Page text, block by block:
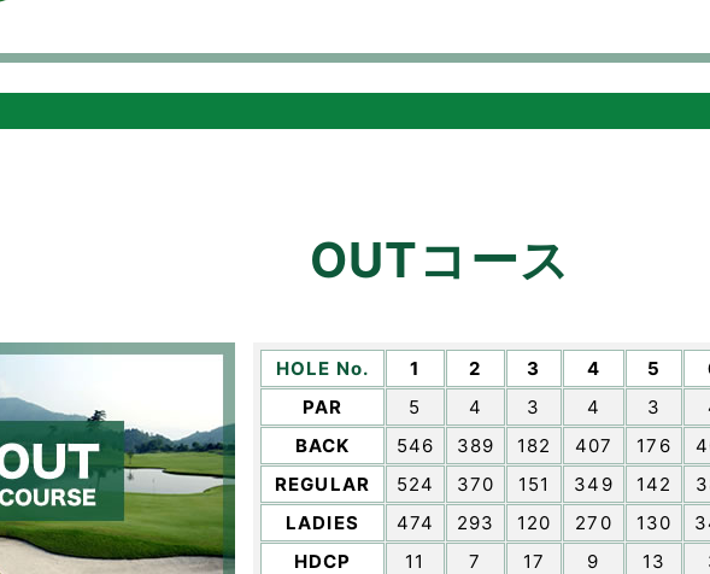
OUTコース
HOLE No. 1 2 3 4 5
PAR
5 4 3 4 3
BACK
546 389 182 407 176
REGULAR
524 370 151 349 142
LADIES
474 293 120 270 130
HDCP
11 7 17 9 13